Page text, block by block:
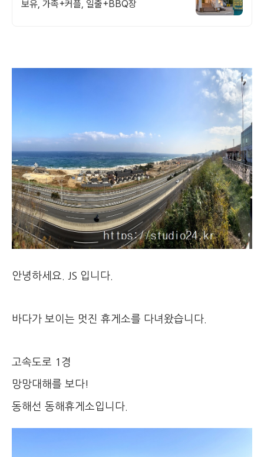
보유, 가족+커플, 일출+BBQ장
안녕하세요. JS 입니다.
바다가 보이는 멋진 휴게소를 다녀왔습니다.
고속도로 1경
망망대해를 보다!
동해선 동해휴게소입니다.